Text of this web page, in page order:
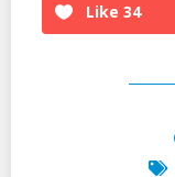
Like 34